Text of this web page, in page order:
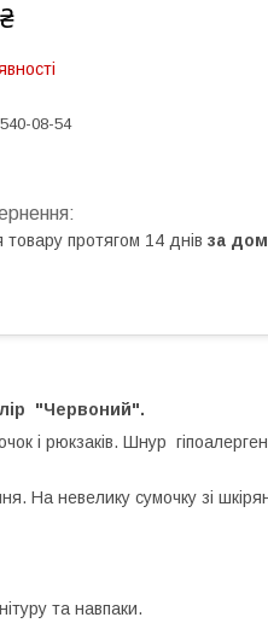
08-54
товару протягом 14 днів за
"Червоний".
і рюкзаків. Шнур
На невелику сумочку зі
та навпаки.